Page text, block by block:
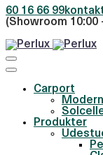
60 16 66 99
(Showroom 10:00
Carport
Produkter